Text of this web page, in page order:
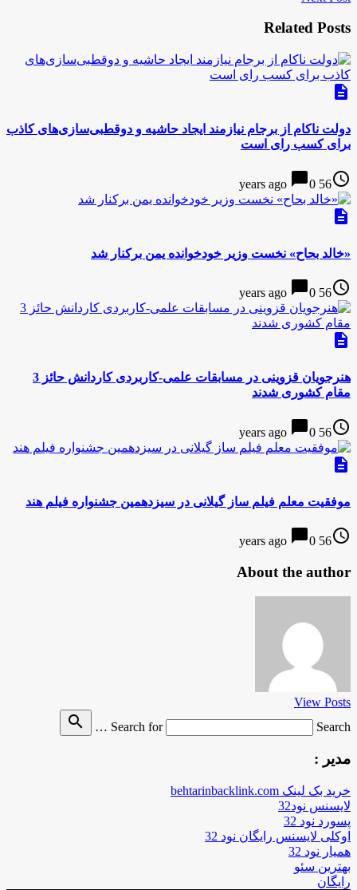
Related Posts
description
دولت ناکام از برجام نیازمند ایجاد حاشیه و دوقطبی‌سازی‌های کاذب
برای کسب رای است
access_time
56 years ago
chat_bubble0
description
«خالد بحاح» نخست وزیر خودخوانده یمن برکنار شد
access_time
56 years ago
chat_bubble0
description
هنرجویان قزوینی در مسابقات علمی-کاربردی کاردانش حائز 3
مقام کشوری شدند
access_time
56 years ago
chat_bubble0
description
موفقیت معلم فیلم ساز گیلانی در سیزدهمین جشنواره فیلم هند
access_time
56 years ago
chat_bubble0
About the author
View Posts
Search for
Search …
search
مدیر :
خرید بک لینک behtarinbacklink.com
لایسنس نود32
پسورد نود 32
اوکلی لایسنس رایگان نود 32
همیار نود 32
بهترین سئو
رایگان